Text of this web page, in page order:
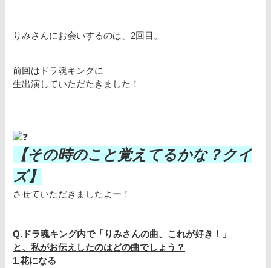
りみさんにお会いするのは、2回目。
前回はドラ魂キングに
生出演していただたきました！
【その時のこと覚えてるかな？クイ
ズ】
させていただきましたよー！
Q.ドラ魂キング内で「りみさんの曲、これが好き！」
と、私がお伝えしたのはどの曲でしょう？
1.花になる